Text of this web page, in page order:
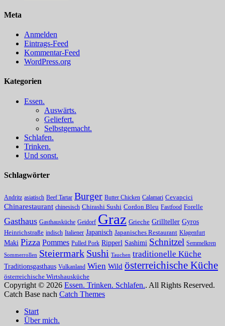
Meta
Anmelden
Eintrags-Feed
Kommentar-Feed
WordPress.org
Kategorien
Essen.
Auswärts.
Geliefert.
Selbstgemacht.
Schlafen.
Trinken.
Und sonst.
Schlagwörter
Andritz asiatisch Beef Tartar Burger Butter Chicken Calamari Cevapcici
Chinarestaurant chinesisch Chirashi Sushi Cordon Bleu Fastfood Forelle
Gasthaus Gasthausküche Geidorf Graz Grieche Grillteller Gyros
Heinrichstraße indisch Italiener Japanisch Japanisches Restaurant Klagenfurt
Maki Pizza Pommes Pulled Pork Ripperl Sashimi Schnitzel Semmelkren
Sommerrollen Steiermark Sushi Tauchen traditionelle Küche
Traditionsgasthaus Vulkanland Wien Wild österreichische Küche
österreichische Wirtshausküche
Copyright © 2026 Essen. Trinken. Schlafen.. All Rights Reserved.
Catch Base nach Catch Themes
oben
scrollen
Start
Über mich.